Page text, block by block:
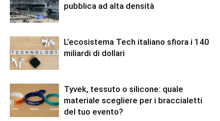
pubblica ad alta densità
L’ecosistema Tech italiano sfiora i 140
miliardi di dollari
Tyvek, tessuto o silicone: quale
materiale scegliere per i braccialetti
del tuo evento?